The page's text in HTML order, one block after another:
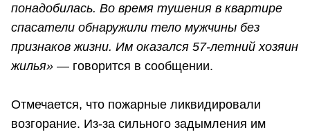
понадобилась. Во время тушения в квартире
спасатели обнаружили тело мужчины без
признаков жизни. Им оказался 57-летний хозяин
жилья» — говорится в сообщении.
Отмечается, что пожарные ликвидировали
возгорание. Из-за сильного задымления им